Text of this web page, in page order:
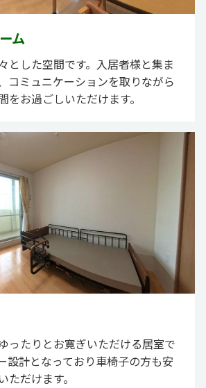
ム
とした空間です。入居者様と集ま
コミュニケーションを取りながら
をお過ごしいただけます。
ったりとお寛ぎいただける居室で
設計となっており車椅子の方も安
ただけます。